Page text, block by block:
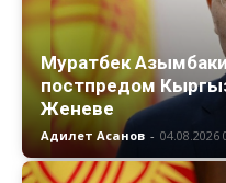
Муратбек
постпредом
Женеве
Адилет Асанов - 04.08.2026